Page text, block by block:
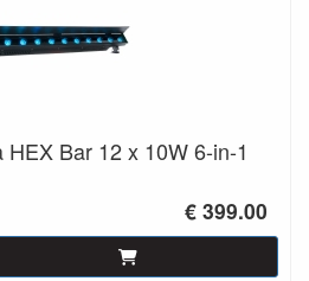
Bar 12 x 10W 6-in-1
€ 399.00